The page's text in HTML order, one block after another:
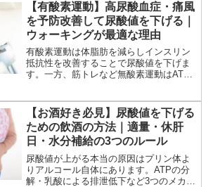
【有酸素運動】高尿酸血症・痛風
を予防改善して尿酸値を下げる｜
ウォーキングが最適な理由
有酸素運動は体脂肪を減らしインスリン
抵抗性を改善することで尿酸値を下げま
す。一方、筋トレなど無酸素運動はATP
りやすく解説。
【お酒好き必見】尿酸値を下げる
ための飲酒の方法｜適量・休肝
日・水分補給の3つのルール
尿酸値が上がる本当の原因はプリン体よ
りアルコール自体にあります。ATPの分
解・乳酸による排泄低下など3つのメカニ